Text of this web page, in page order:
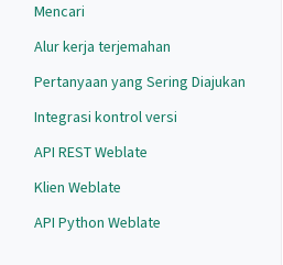
Mencari
Alur kerja terjemahan
Pertanyaan yang Sering Diajukan
Integrasi kontrol versi
API REST Weblate
Klien Weblate
API Python Weblate